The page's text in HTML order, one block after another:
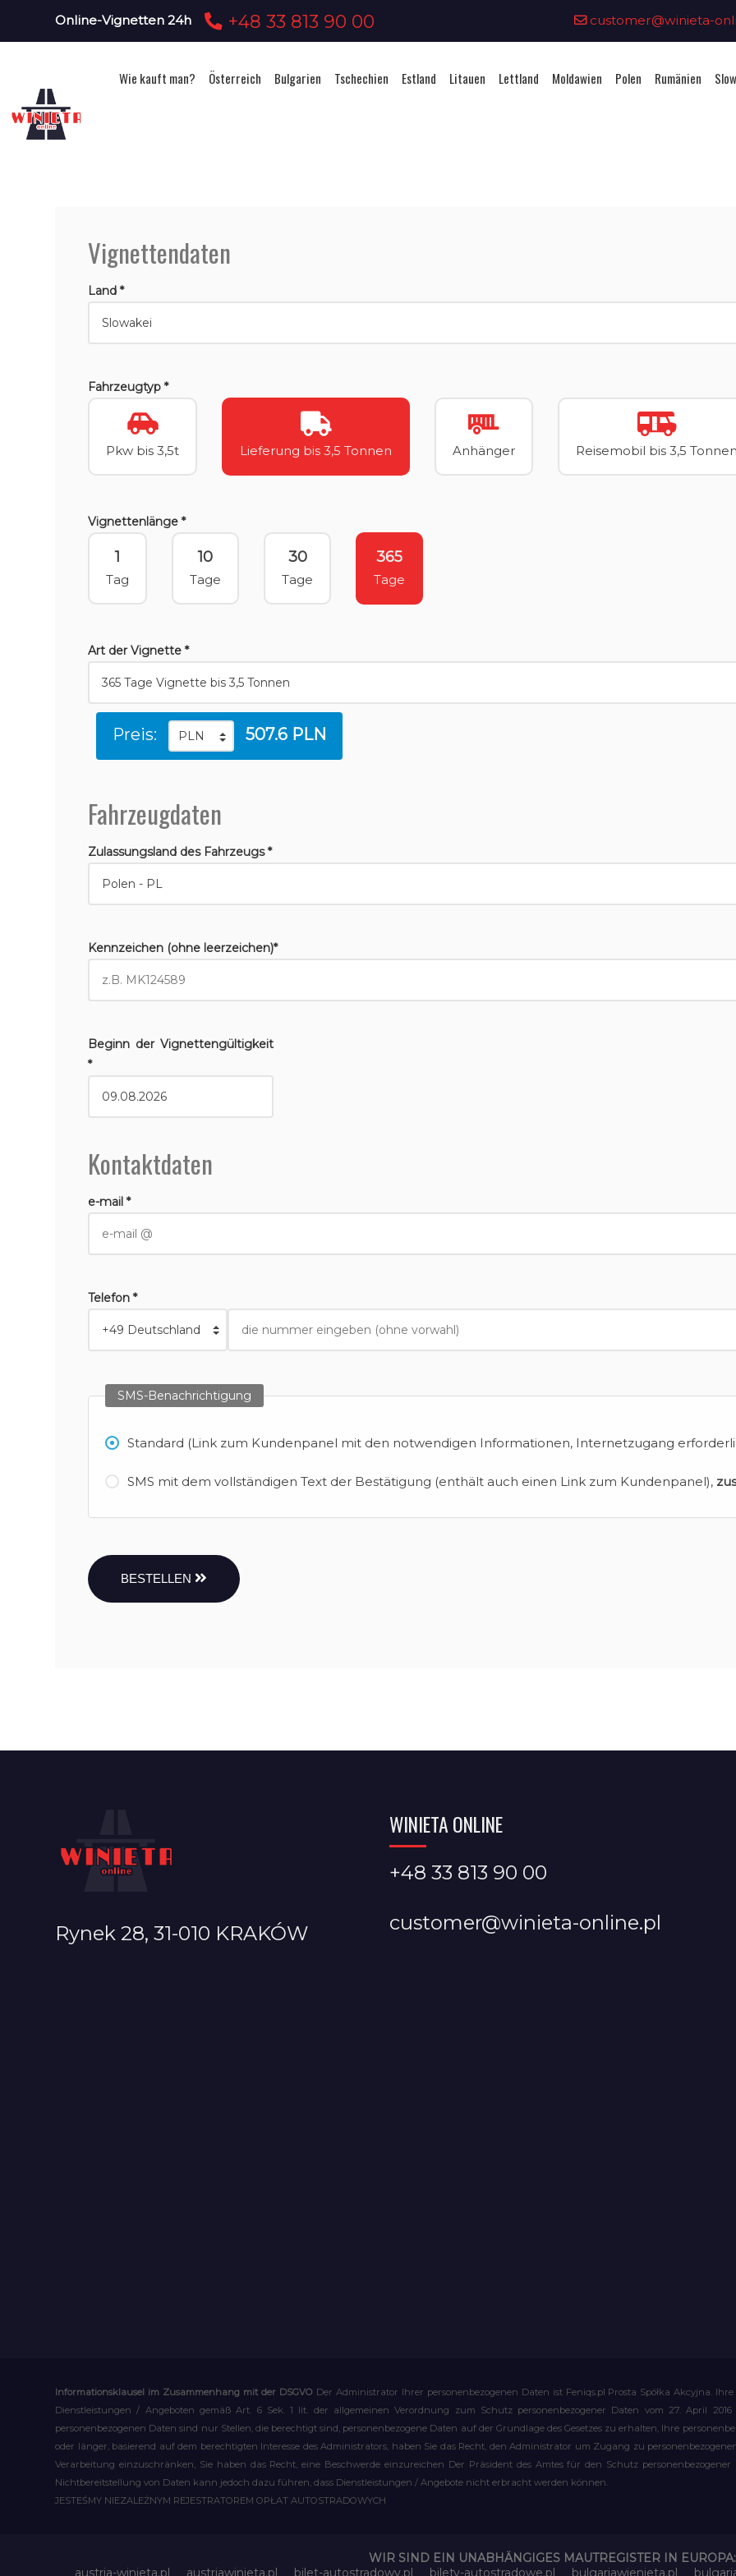
Online-Vignetten 24h +48 33 813 90 00 customer@winieta-
Wie kauft man? Österreich Bulgarien Tschechien Estland Litauen Lettland Moldawien Polen Rumänien
Vignettendaten
Land *
Fahrzeugtyp *
Pkw bis 3,5t Lieferung bis 3,5 Tonnen Anhänger Reisemobil bis 3,5
Vignettenlänge *
1
Tag
10
Tage
30
Tage
365
Tage
Art der Vignette *
Preis: 507.6 PLN
Fahrzeugdaten
Zulassungsland des Fahrzeugs *
Kennzeichen (ohne leerzeichen)*
Beginn der Vignettengültigkeit
*
Kontaktdaten
e-mail *
Telefon *
SMS-Benachrichtigung
Standard (Link zum Kundenpanel mit den notwendigen Informationen, Internetzugang
SMS mit dem vollständigen Text der Bestätigung (enthält auch einen Link zum Kundenpanel),
BESTELLEN
Rynek 28, 31-010 KRAKÓW
WINIETA ONLINE
+48 33 813 90 00
customer@winieta-online.pl
Informationsklausel im Zusammenhang mit der DSGVO Der Administrator Ihrer personenbezogenen Daten ist Feniqs.pl Prosta Spółka Akcyjna.
Dienstleistungen / Angeboten gemäß Art. 6 Sek. 1 lit. der allgemeinen Verordnung zum Schutz personenbezogener Daten vom 27. April
personenbezogenen Daten sind nur Stellen, die berechtigt sind, personenbezogene Daten auf der Grundlage des Gesetzes zu erhalten, Ihre
oder länger, basierend auf dem berechtigten Interesse des Administrators, haben Sie das Recht, den Administrator um Zugang zu
Verarbeitung einzuschränken, Sie haben das Recht, eine Beschwerde einzureichen Der Präsident des Amtes für den Schutz
Nichtbereitstellung von Daten kann jedoch dazu führen, dass Dienstleistungen / Angebote nicht erbracht werden können.
JESTEŚMY NIEZALEŻNYM REJESTRATOREM OPŁAT AUTOSTRADOWYCH
WIR SIND EIN UNABHÄNGIGES MAUTREGISTER IN EUROPA:
austria-winieta.pl
austriawinieta.pl bilet-autostradowy.pl bilety-autostradowe.pl bulgariawienieta.pl